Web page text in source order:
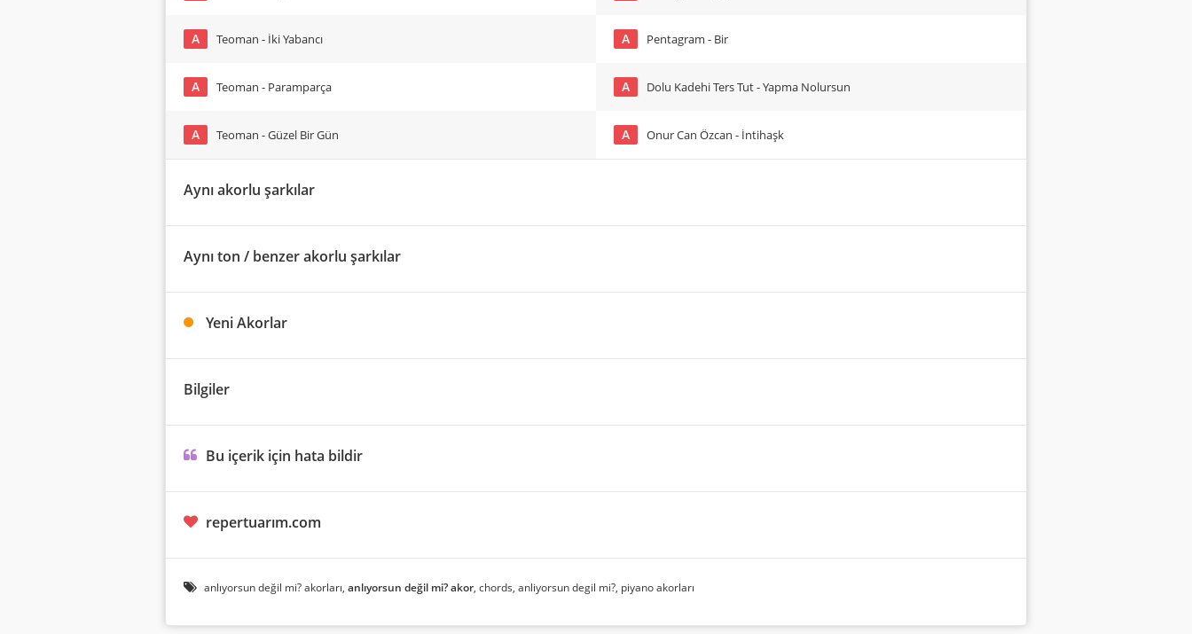
A Teoman - İki Yabancı
A Teoman - Paramparça
A Teoman - Güzel Bir Gün
A Pentagram - Bir
A Dolu Kadehi Ters Tut - Yapma Nolursun
A Onur Can Özcan - İntihaşk
Aynı akorlu şarkılar
Aynı ton / benzer akorlu şarkılar
Yeni Akorlar
Bilgiler
Bu içerik için hata bildir
repertuarım.com
anlıyorsun değil mi? akorları, anlıyorsun değil mi? akor, chords, anliyorsun degil mi?, piyano akorları